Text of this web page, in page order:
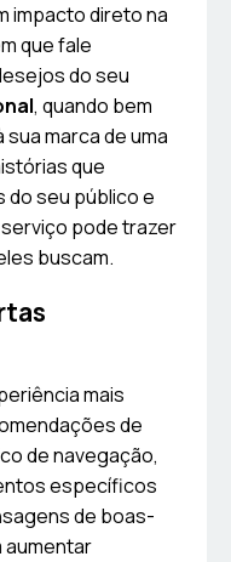
impacto direto na
que fale
do seu
, quando bem
marca de uma
que
do seu público e
pode trazer
buscam.
mais
de
de navegação,
específicos
de boas-
aumentar